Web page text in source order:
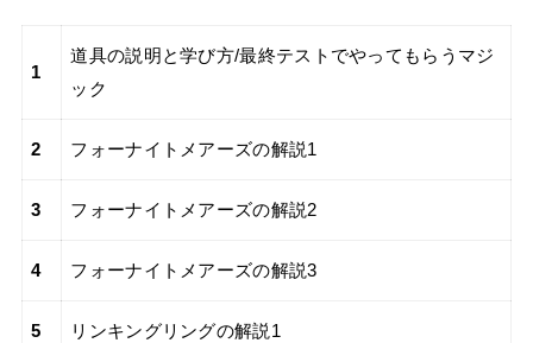
1
道具の説明と学び方/最終テストでやってもらうマジ
ック
2 フォーナイトメアーズの解説1
3 フォーナイトメアーズの解説2
4 フォーナイトメアーズの解説3
5 リンキングリングの解説1